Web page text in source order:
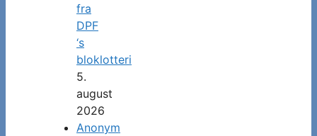
fra
DPF
‘s
bloklotteri
5.
august
2026
Anonym